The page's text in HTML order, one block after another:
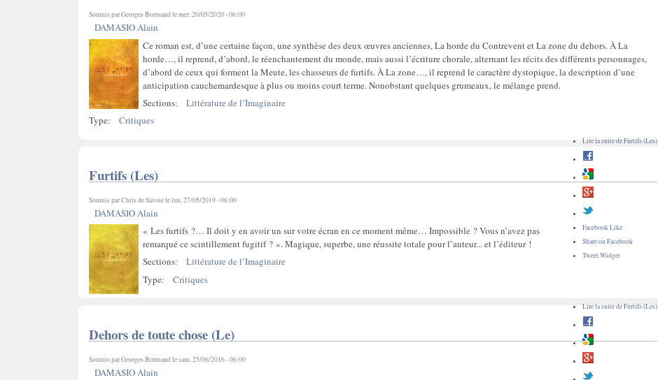
Soumis parGeorges Bormandle mer, 20/05/2020 - 06:00
DAMASIO Alain
Ce roman est, d’une certaine façon, une synthèse des deux œuvres anciennes, La horde du Contrevent et La zone du dehors. À La
horde…, il reprend, d’abord, le réenchantement du monde, mais aussi l’écriture chorale, alternant les récits des différents personnages,
d’abord de ceux qui forment la Meute, les chasseurs de furtifs. À La zone…, il reprend le caractère dystopique, la description d’une
anticipation cauchemardesque à plus ou moins court terme. Nonobstant quelques grumeaux, le mélange prend.
Sections:
Littérature de l’Imaginaire
Type:
Critiques
Lire la suitede Furtifs (Les)
Facebook Like
Share on Facebook
Tweet Widget
Furtifs (Les)
Soumis parChris de Savoiele lun, 27/05/2019 - 06:00
DAMASIO Alain
« Les furtifs ?… Il doit y en avoir un sur votre écran en ce moment même… Impossible ? Vous n’avez pas
remarqué ce scintillement fugitif ? ». Magique, superbe, une réussite totale pour l’auteur... et l’éditeur !
Sections:
Littérature de l’Imaginaire
Type:
Critiques
Lire la suitede Furtifs (Les)
Dehors de toute chose (Le)
Soumis parGeorges Bormandle sam, 25/06/2016 - 06:00
DAMASIO Alain